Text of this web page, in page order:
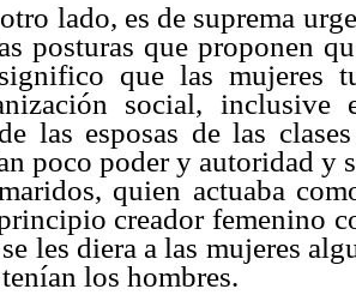
lado, es de suprema
posturas que proponen
que las mujeres
social, inclusive
las esposas de las
poco poder y autoridad y
quien actuaba
creador femenino
les diera a las mujeres
los hombres.